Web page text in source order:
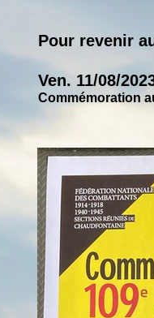
Pour revenir
Ven. 11/08/
Commémoration